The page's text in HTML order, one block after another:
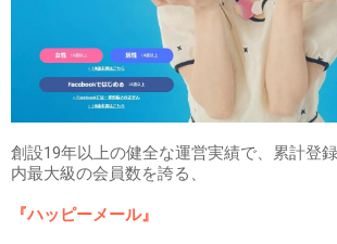
創設19年以上の健全な運営実績で、累計登
内最大級の会員数を誇る、
『ハッピーメール』